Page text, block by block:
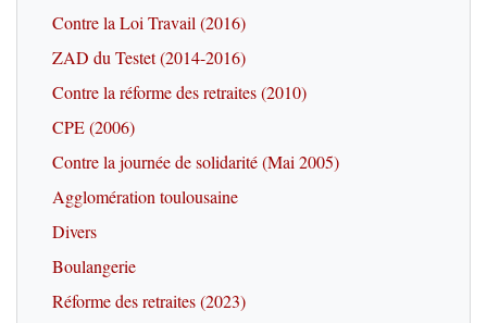
Contre la Loi Travail (2016)
ZAD du Testet (2014-2016)
Contre la réforme des retraites (2010)
CPE (2006)
Contre la journée de solidarité (Mai 2005)
Agglomération toulousaine
Divers
Boulangerie
Réforme des retraites (2023)